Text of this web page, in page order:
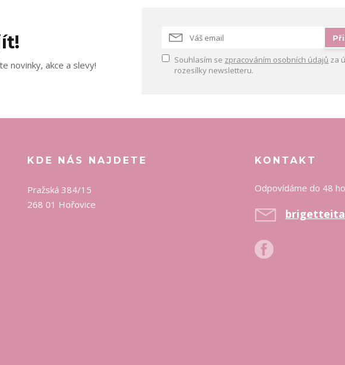
novinky, akce a slevy! Souhlasím se zpracováním osobních údajů za
rozesílky newsletteru.
KDE NÁS NAJDETE
Pražská 384/15
268 01 Hořovice
KONTAKT
Odpovídáme do 48